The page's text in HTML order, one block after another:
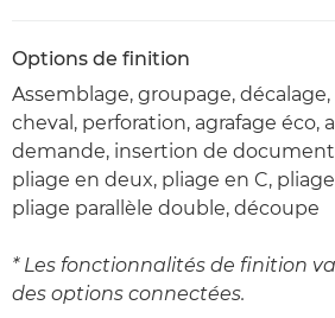
Options de finition
Assemblage, groupage,
cheval, perforation, agrafage éco,
demande, insertion de
pliage en deux, pliage en C,
pliage parallèle double, découpe
* Les fonctionnalités de finition
des options connectées.